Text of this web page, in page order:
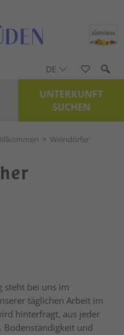
DE
UNTERKUNFT
SUCHEN
> Weindörfer
steht bei uns im
täglichen Arbeit im
hinterfragt, aus jeder
Bodenständigkeit und